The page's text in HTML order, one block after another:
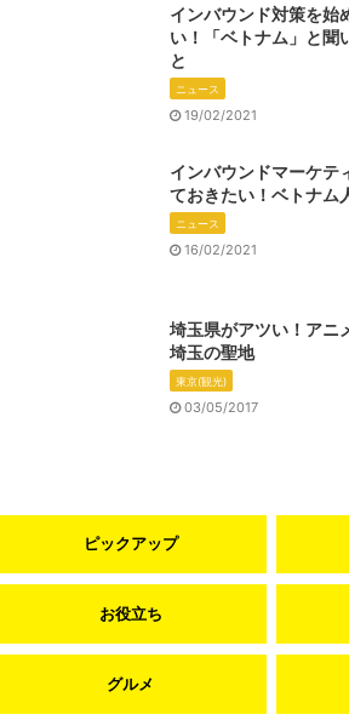
インバウンド対策を始
い！「ベトナム」と聞
と
ニュース
19/02/2021
インバウンドマーケテ
ておきたい！ベトナム
ニュース
16/02/2021
埼玉県がアツい！アニ
埼玉の聖地
東京(観光)
03/05/2017
ピックアップ
お役立ち
グルメ